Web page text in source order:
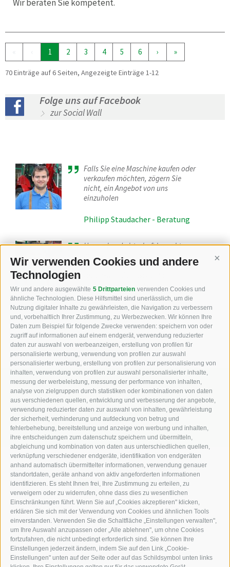
Wir verwenden Cookies und andere
Technologien
Wir und andere ausgewählte 5 Drittparteien verwenden Cookies und
ähnliche Technologien. Diese Hilfsmittel sind unerlässlich, um die
Nutzung digitaler Inhalte zu gewährleisten, die Navigation zu verbessern
und, vorbehaltlich Ihrer Zustimmung, zu Werbezwecken. Wir können Ihre
Daten zum Beispiel für folgende Zwecke verwenden: speichern von oder
zugriff auf informationen auf einem endgerät, verwendung reduzierter
daten zur auswahl von werbeanzeigen, erstellung von profilen für
personalisierte werbung, verwendung von profilen zur auswahl
personalisierter werbung, erstellung von profilen zur personalisierung von
inhalten, verwendung von profilen zur auswahl personalisierter inhalte,
messung der werbeleistung, messung der performance von inhalten,
analyse von zielgruppen durch statistiken oder kombinationen von daten
aus verschiedenen quellen, entwicklung und verbesserung der angebote,
verwendung reduzierter daten zur auswahl von inhalten, gewährleistung
der sicherheit, verhinderung und aufdeckung von betrug und
fehlerbehebung, bereitstellung und anzeige von werbung und inhalten,
ihre entscheidungen zum datenschutz speichern und übermitteln,
abgleichung und kombination von daten aus unterschiedlichen quellen,
verknüpfung verschiedener endgeräte, identifikation von endgeräten
anhand automatisch übermittelter informationen, verwendung genauer
standortdaten, geräte anhand von aktiv angeforderten informationen
identifizieren. Es steht Ihnen frei, Ihre Zustimmung zu erteilen, zu
verweigern oder zu widerrufen, ohne dass dies zu wesentlichen
Einschränkungen führt. Wenn Sie auf „Cookies akzeptieren" klicken,
erklären Sie sich mit der Verwendung von Cookies und ähnlichen Tools
einverstanden. Verwenden Sie die Schaltfläche „Einstellungen verwalten",
um Ihre Auswahl anzupassen oder „Alle ablehnen", um ohne Cookies
fortzufahren, die nicht unbedingt erforderlich sind. Sie können Ihre
Einstellungen jederzeit ändern, indem Sie auf den Link „Cookie-
Einstellungen" unten auf der Seite oder auf das Schildsymbol unten links
Wir beraten Sie kompetent.
1 2 3 4 5 6 › »
70 Einträge auf 6 Seiten, Angezeigte Einträge 1-12
Folge uns auf Facebook
zur Social Wall
Falls Sie eine Maschine kaufen oder
verkaufen möchten, zögern Sie
nicht, ein Angebot von uns
einzuholen
Philipp Staudacher - Beratung
Unsere Landwirtschaft braucht
moderne und leistungsfähige
Maschinen und Geräte, damit
gearbeitet werden kann
Ferdinand Staudacher -
Firmengründer
KFZ, Bau und Landmaschinen
Industriezone Unterackern Fuggerstraße 18
I-39049Südtirol (BZ)
+39 0472 766010
+39 0472 766585
info@staudacher.it